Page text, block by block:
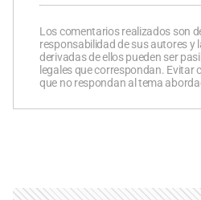
Los comentarios realizados son
responsabilidad de sus autores y
derivadas de ellos pueden ser
legales que correspondan. Evitar
que no respondan al tema